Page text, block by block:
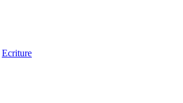
Ecriture